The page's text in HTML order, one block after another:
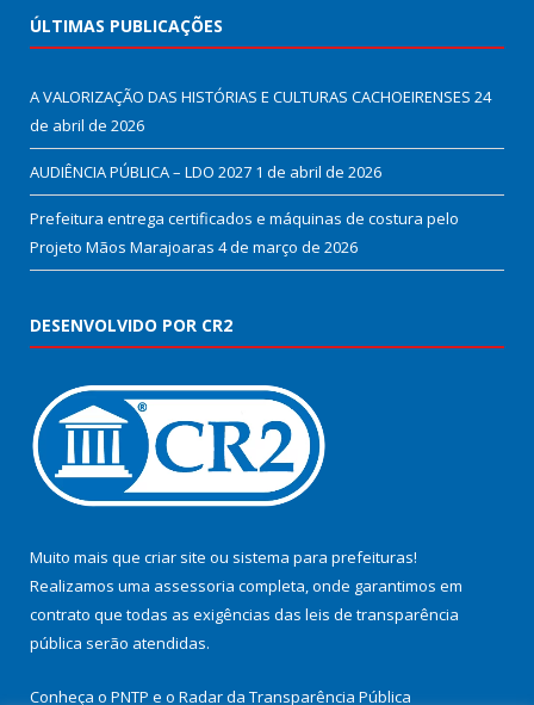
ÚLTIMAS PUBLICAÇÕES
A VALORIZAÇÃO DAS HISTÓRIAS E CULTURAS CACHOEIRENSES 24
de abril de 2026
AUDIÊNCIA PÚBLICA – LDO 2027 1 de abril de 2026
Prefeitura entrega certificados e máquinas de costura pelo
Projeto Mãos Marajoaras 4 de março de 2026
DESENVOLVIDO POR CR2
Muito mais que criar site ou sistema para prefeituras!
Realizamos uma assessoria completa, onde garantimos em
contrato que todas as exigências das leis de transparência
pública serão atendidas.
Conheça o PNTP e o Radar da Transparência Pública